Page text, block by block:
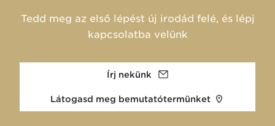
Tedd meg az első lépést új irodád felé, és lépj
kapcsolatba velünk
Írj nekünk
Látogasd meg bemutatótermünket